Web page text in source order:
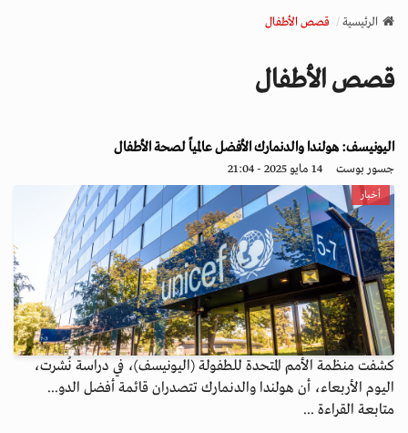
v
a
o
n
الرئيسية قصص الأطفال
قصص الأطفال
اليونيسف: هولندا والدنمارك الأفضل عالمياً لصحة الأطفال
جسور بوست 14 مايو 2025 - 21:04
أخبار
كشفت منظمة الأمم المتحدة للطفولة (اليونيسف)، في دراسة نُشرت،
اليوم الأربعاء، أن هولندا والدنمارك تتصدران قائمة أفضل الدو...
متابعة القراءة ...